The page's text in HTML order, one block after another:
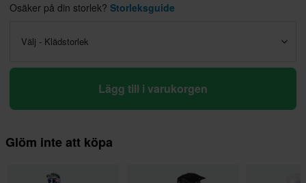
Osäker på din storlek? Storleksguide
Välj - Klädstorlek
Lägg till i varukorgen
Glöm inte att köpa